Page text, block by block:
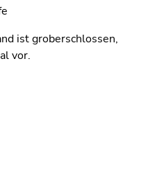
ist groberschlossen,
vor.